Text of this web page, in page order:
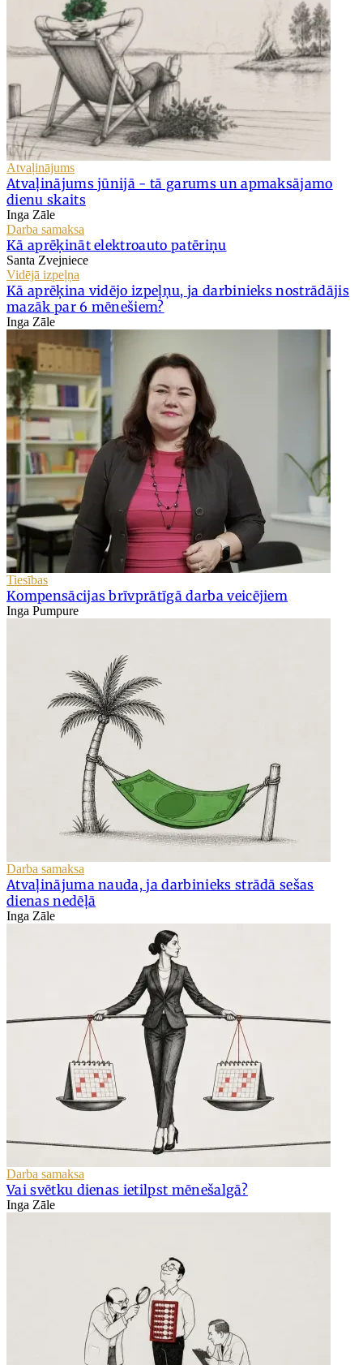
Atvaļinājums
Atvaļinājums jūnijā - tā garums un apmaksājamo
dienu skaits
Inga Zāle
Darba samaksa
Kā aprēķināt elektroauto patēriņu
Santa Zvejniece
Vidējā izpeļņa
Kā aprēķina vidējo izpeļņu, ja darbinieks nostrādājis
mazāk par 6 mēnešiem?
Inga Zāle
Tiesības
Kompensācijas brīvprātīgā darba veicējiem
Inga Pumpure
Darba samaksa
Atvaļinājuma nauda, ja darbinieks strādā sešas
dienas nedēļā
Inga Zāle
Darba samaksa
Vai svētku dienas ietilpst mēnešalgā?
Inga Zāle